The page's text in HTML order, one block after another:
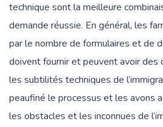
technique sont la meilleure
demande réussie. En général, les
par le nombre de formulaires et de
doivent fournir et peuvent avoir des
les subtilités techniques de
peaufiné le processus et les avons
les obstacles et les inconnues de